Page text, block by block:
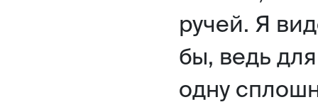
ручей. Я
бы, ведь
одну